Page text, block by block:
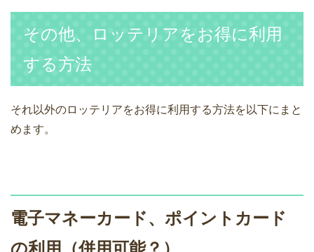
その他、ロッテリアをお得に利用
する方法
それ以外のロッテリアをお得に利用する方法を以下にまと
めます。
電子マネーカード、ポイントカード
の利用（併用可能？）